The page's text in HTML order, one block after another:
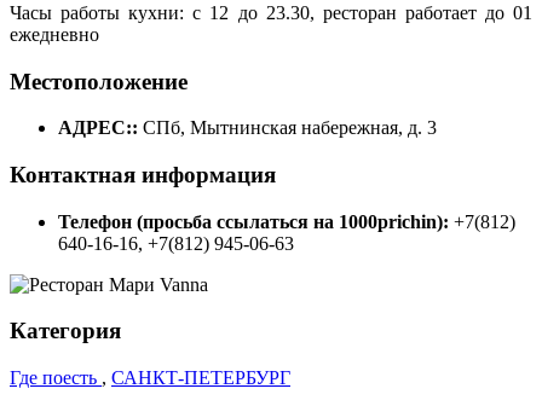
Часы работы кухни: с 12 до 23.30, ресторан работает до 01
ежедневно
Местоположение
АДРЕС:: СПб, Мытнинская набережная, д. 3
Контактная информация
Телефон (просьба ссылаться на 1000prichin): +7(812)
640-16-16, +7(812) 945-06-63
Категория
Где поесть , САНКТ-ПЕТЕРБУРГ